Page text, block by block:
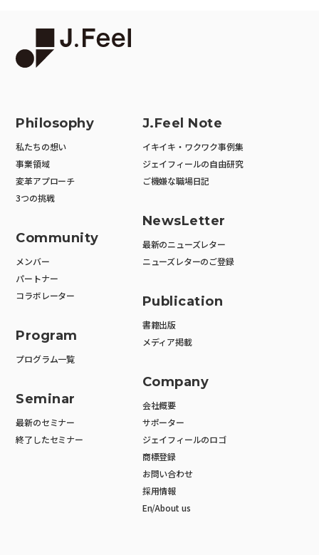
Philosophy
私たちの想い
事業領域
変革アプローチ
3つの挑戦
Community
メンバー
パートナー
コラボレーター
Program
プログラム一覧
Seminar
最新のセミナー
終了したセミナー
J.Feel Note
イキイキ・ワクワク事例集
ジェイフィールの自由研究
ご機嫌な職場日記
NewsLetter
最新のニューズレター
ニューズレターのご登録
Publication
書籍出版
メディア掲載
Company
会社概要
サポーター
ジェイフィールのロゴ
商標登録
お問い合わせ
採用情報
En/About us